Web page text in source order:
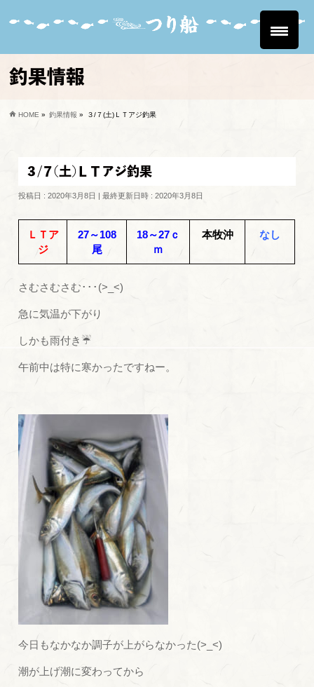
釣果情報
HOME » 釣果情報 » ３/７(土)ＬＴアジ釣果
３/７(土)ＬＴアジ釣果
投稿日 : 2020年3月8日 最終更新日時 : 2020年3月8日
ＬＴア
ジ
27～108
尾
18～27ｃ
ｍ
本牧沖 なし
さむさむさむ･･･(>_<)
急に気温が下がり
しかも雨付き☔
午前中は特に寒かったですねー。
今日もなかなか調子が上がらなかった(>_<)
潮が上げ潮に変わってから